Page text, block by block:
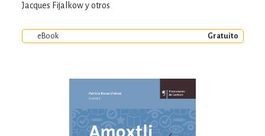
Jacques Fijalkow y otros
eBook Gratuito